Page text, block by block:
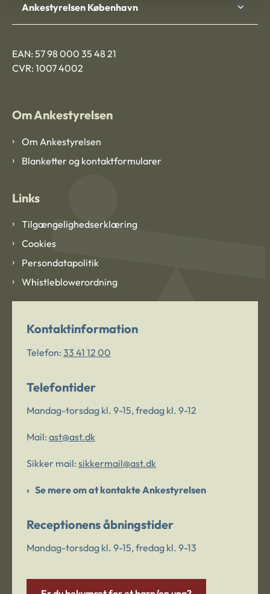
Ankestyrelsen København
EAN: 57 98 000 35 48 21
CVR: 1007 4002
Om Ankestyrelsen
Om Ankestyrelsen
Blanketter og kontaktformularer
Links
Tilgængelighedserklæring
Cookies
Persondatapolitik
Whistleblowerordning
Kontaktinformation
Telefon: 33 41 12 00
Telefontider
Mandag-torsdag kl. 9-15, fredag kl. 9-12
Mail: ast@ast.dk
Sikker mail: sikkermail@ast.dk
Se mere om at kontakte Ankestyrelsen
Receptionens åbningstider
Mandag-torsdag kl. 9-15, fredag kl. 9-13